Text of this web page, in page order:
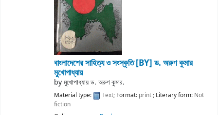
বাংলাদেশের সাহিত্য ও সংস্কৃতি[BY] ড. অরুণ কুমার
মুখোপাধ্যায়
byমুখোপাধ্যায় ড. অরুণ কুমার.
Material type: Text; Format: print; Literary form: Not
fiction